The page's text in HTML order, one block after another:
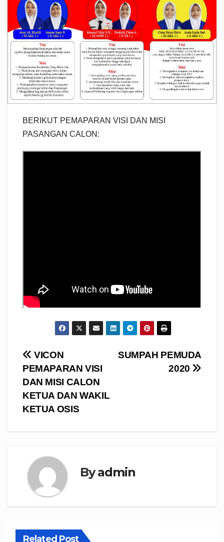
BERIKUT PEMAPARAN VISI DAN MISI
PASANGAN CALON:
Navigasi
pos
SUMPAH PEMUDA
2020
VICON
PEMAPARAN VISI
DAN MISI CALON
KETUA DAN WAKIL
KETUA OSIS
Byadmin
Related Post